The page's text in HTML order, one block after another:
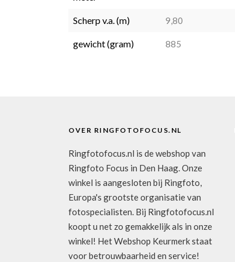
Scherp v.a. (m) 9,80
gewicht (gram) 885
OVER RINGFOTOFOCUS.NL
Ringfotofocus.nl is de webshop van
Ringfoto Focus in Den Haag. Onze
winkel is aangesloten bij Ringfoto,
Europa's grootste organisatie van
fotospecialisten. Bij Ringfotofocus.nl
koopt u net zo gemakkelijk als in onze
winkel! Het Webshop Keurmerk staat
voor betrouwbaarheid en service!